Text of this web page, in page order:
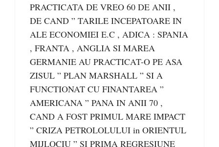
PRACTICATA DE VREO 60 DE ANII ,
DE CAND ” TARILE INCEPATOARE IN
ALE ECONOMIEI E.C , ADICA : SPANIA
, FRANTA , ANGLIA SI MAREA
GERMANIE AU PRACTICAT-O PE ASA
ZISUL ” PLAN MARSHALL ” SI A
FUNCTIONAT CU FINANTAREA ”
AMERICANA ” PANA IN ANII 70 ,
CAND A FOST PRIMUL MARE IMPACT
” CRIZA PETROLOLULUI in ORIENTUL
MIJLOCIU ” SI PRIMA REGRESIUNE